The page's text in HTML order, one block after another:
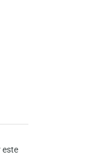
este